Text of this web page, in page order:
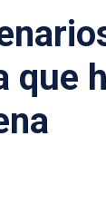
que